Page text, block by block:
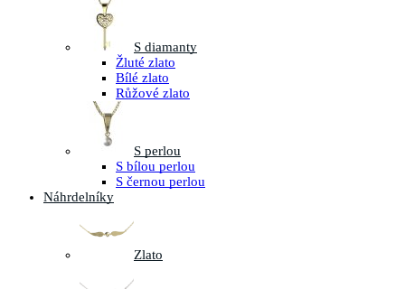
S diamanty
Žluté zlato
Bílé zlato
Růžové zlato
S perlou
S bílou perlou
S černou perlou
Náhrdelníky
Zlato